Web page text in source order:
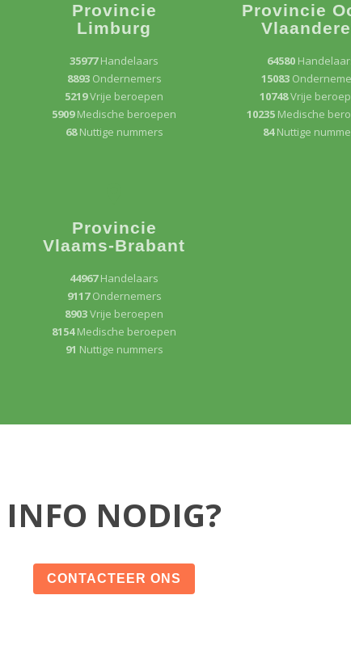
Provincie
Limburg
35977Handelaars
8893 Ondernemers
5219Vrije beroepen
5909Medische beroepen
68Nuttige nummers
Provincie
64580
15083
10748Vrije
10235 Medische
84Nuttige
Provincie
Vlaams-Brabant
44967Handelaars
9117Ondernemers
8903Vrije beroepen
8154Medische beroepen
91 Nuttige nummers
INFO NODIG?
CONTACTEER ONS